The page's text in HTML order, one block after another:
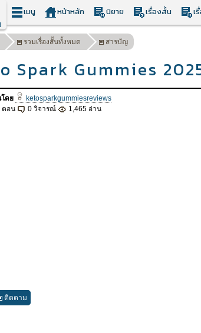
เมนู หน้าหลัก นิยาย เรื่องสั้น เ
รวมเรื่องสั้นทั้งหมด สารบัญ
Spark Gummies
โดย ketosparkgummiesreviews
ตอน
0 วิจารณ์ 1,465 อ่าน
ติดตาม